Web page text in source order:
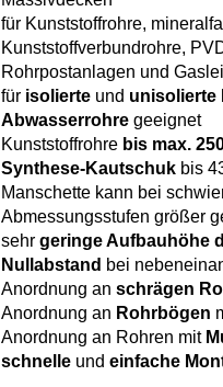
für Kunststoffrohre,
Kunststoffverbundrohre,
Rohrpostanlagen und
für isolierteund unisolierte
Abwasserrohregeeignet
Kunststoffrohre bis max.
Synthese-Kautschukbis
Manschette kann bei
Abmessungsstufen größer
sehr geringe Aufbauhöhe
Nullabstand bei
Anordnung an schrägen
Anordnung an Rohrbögen
Anordnung an Rohren mit
schnelleund einfache